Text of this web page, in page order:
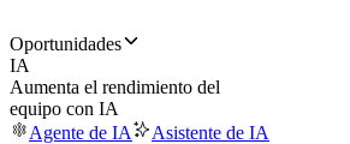
Oportunidades
IA
Aumenta el rendimiento del
equipo con IA
Agente de IA
Asistente de IA